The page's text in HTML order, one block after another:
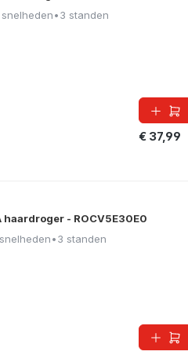
snelheden•3 standen
€ 37,99
haardroger - ROCV5E30E0
•3 standen